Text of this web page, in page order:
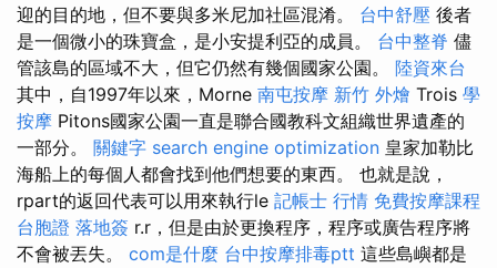
迎的目的地，但不要與多米尼加社區混淆。 台中舒壓 後者
是一個微小的珠寶盒，是小安提利亞的成員。 台中整脊 儘
管該島的區域不大，但它仍然有幾個國家公園。 陸資來台
其中，自1997年以來，Morne 南屯按摩 新竹 外燴 Trois 學
按摩 Pitons國家公園一直是聯合國教科文組織世界遺產的
一部分。 關鍵字 search engine optimization 皇家加勒比
海船上的每個人都會找到他們想要的東西。 也就是說，
rpart的返回代表可以用來執行le 記帳士 行情 免費按摩課程
台胞證 落地簽 r.r，但是由於更換程序，程序或廣告程序將
不會被丟失。 com是什麼 台中按摩排毒ptt 這些島嶼都是